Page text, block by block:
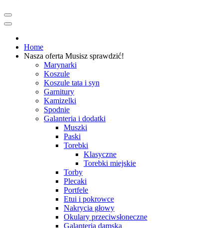
Home
Nasza oferta Musisz sprawdzić!
Marynarki
Koszule
Koszule tata i syn
Garnitury
Kamizelki
Spodnie
Galanteria i dodatki
Muszki
Paski
Torebki
Klasyczne
Torebki miejskie
Torby
Plecaki
Portfele
Etui i pokrowce
Nakrycia głowy
Okulary przeciwsłoneczne
Galanteria damska